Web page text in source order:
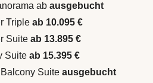
ab ausgebucht
Triple ab 10.095 €
Suite ab 13.895 €
Suite ab 15.395 €
Suite ausgebucht